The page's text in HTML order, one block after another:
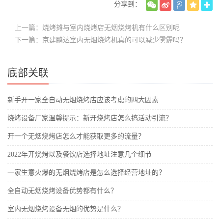
分享到：
上一篇：烧烤摊与室内烧烤店无烟烧烤机有什么区别呢
下一篇：京建鹏达室内无烟烧烤机真的可以减少雾霾吗？
底部关联
新手开一家全自动无烟烧烤店应该考虑的四大因素
烧烤设备厂家温馨提示：新开烧烤店怎么搞活动引流？
开一个无烟烧烤店怎么才能获取更多的流量？
2022年开烧烤以及餐饮店选择地址注意几个细节
一家生意火爆的无烟烧烤店是怎么选择经营地址的？
全自动无烟烧烤设备优势都有什么？
室内无烟烧烤设备无烟的优势是什么？